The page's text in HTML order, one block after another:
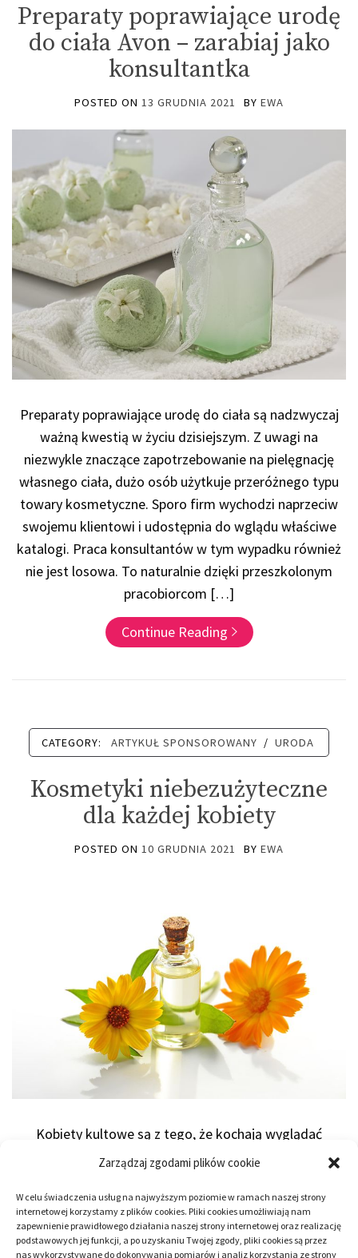
Zarządzaj zgodami plików cookie
W celu świadczenia usług na najwyższym poziomie w ramach naszej strony
internetowej korzystamy z plików cookies. Pliki cookies umożliwiają nam
zapewnienie prawidłowego działania naszej strony internetowej oraz realizację
podstawowych jej funkcji, a po uzyskaniu Twojej zgody, pliki cookies są przez
nas wykorzystywane do dokonywania pomiarów i analiz korzystania ze strony
Preparaty poprawiające urodę
do ciała Avon – zarabiaj jako
konsultantka
POSTED ON 13 GRUDNIA 2021 BY EWA
Preparaty poprawiające urodę do ciała są nadzwyczaj
ważną kwestią w życiu dzisiejszym. Z uwagi na
niezwykle znaczące zapotrzebowanie na pielęgnację
własnego ciała, dużo osób użytkuje przeróżnego typu
towary kosmetyczne. Sporo firm wychodzi naprzeciw
swojemu klientowi i udostępnia do wglądu właściwe
katalogi. Praca konsultantów w tym wypadku również
nie jest losowa. To naturalnie dzięki przeszkolonym
pracobiorcom […]
Continue Reading
CATEGORY: ARTYKUŁ SPONSOROWANY / URODA
Kosmetyki niebezużyteczne
dla każdej kobiety
POSTED ON 10 GRUDNIA 2021 BY EWA
Kobiety kultowe są z tego, że kochają wyglądać
przyzwoicie, że troszczą się niezwykle zarówno o swoje
dlatego także są pewne kosmetyki, bez których
większa część kobiet nie wyobraża sobie życia. Robiąc
listę tego typu kosmetyków zasugerowaliśmy się tym,